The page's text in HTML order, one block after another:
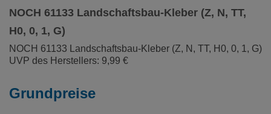
NOCH 61133 Landschaftsbau-Kleber (Z, N, TT,
H0, 0, 1, G)
NOCH 61133 Landschaftsbau-Kleber (Z, N, TT, H0, 0, 1, G)
UVP des Herstellers: 9,99 €
Grundpreise